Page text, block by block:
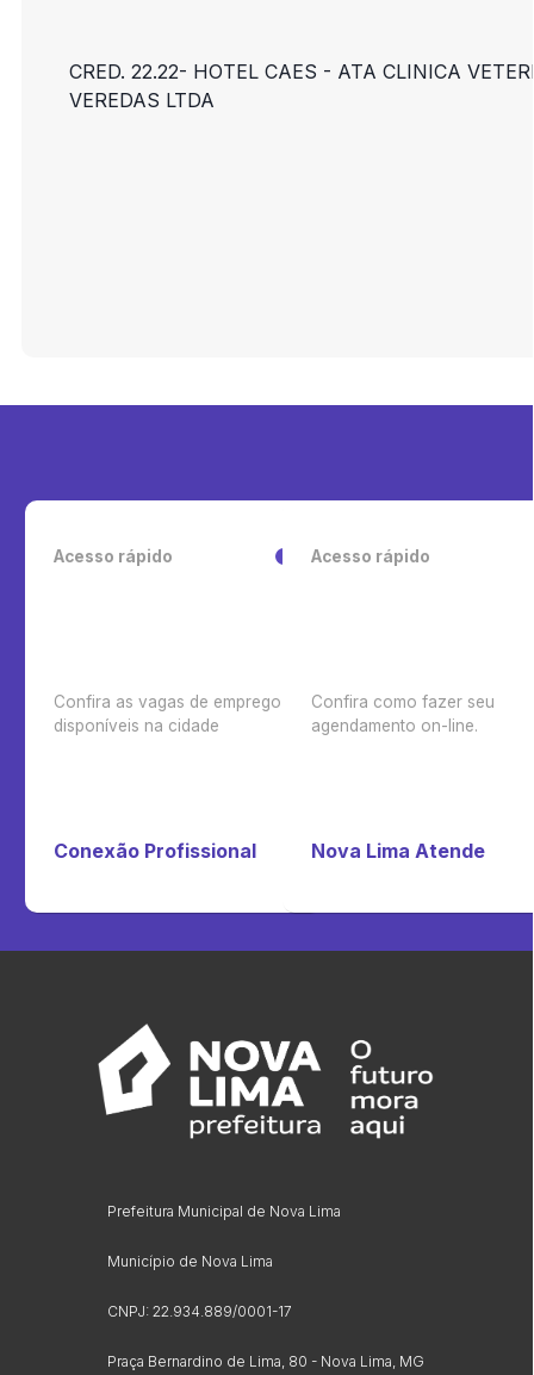
CRED. 22.22- HOTEL CAES - ATA CLINICA
VEREDAS LTDA
Acesso rápido
Confira as vagas de emprego
disponíveis na cidade
Conexão Profissional
Acesso rápido
Confira como fazer seu
agendamento on-line.
Nova Lima Atende
Prefeitura Municipal de Nova Lima
Município de Nova Lima
CNPJ: 22.934.889/0001-17
Praça Bernardino de Lima, 80 - Nova Lima, MG